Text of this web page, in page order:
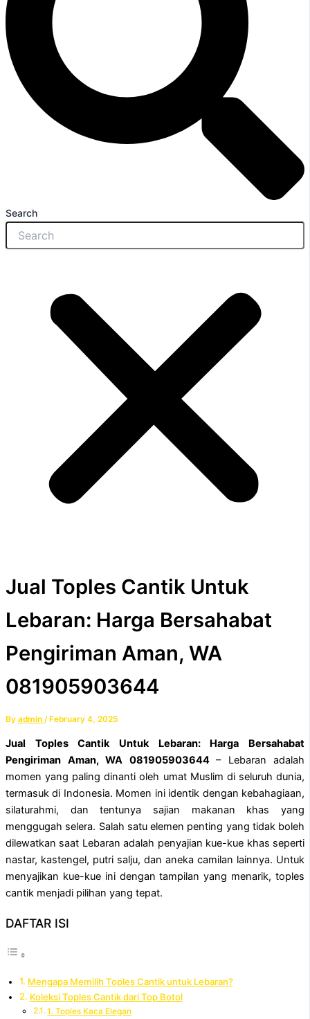
Search
Jual Toples Cantik Untuk
Lebaran: Harga Bersahabat
Pengiriman Aman, WA
081905903644
By admin /February 4, 2025
Jual Toples Cantik Untuk Lebaran: Harga Bersahabat
Pengiriman Aman, WA 081905903644 – Lebaran adalah
momen yang paling dinanti oleh umat Muslim di seluruh dunia,
termasuk di Indonesia. Momen ini identik dengan kebahagiaan,
silaturahmi, dan tentunya sajian makanan khas yang
menggugah selera. Salah satu elemen penting yang tidak boleh
dilewatkan saat Lebaran adalah penyajian kue-kue khas seperti
nastar, kastengel, putri salju, dan aneka camilan lainnya. Untuk
menyajikan kue-kue ini dengan tampilan yang menarik, toples
cantik menjadi pilihan yang tepat.
DAFTAR ISI
Mengapa Memilih Toples Cantik untuk Lebaran?
Koleksi Toples Cantik dari Top Botol
1. Toples Kaca Elegan